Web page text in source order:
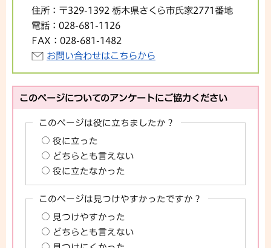
住所： 〒329-1392 栃木県さくら市氏家2771番地
電話： 028-681-1126
FAX： 028-681-1482
お問い合わせはこちらから
このページについてのアンケートにご協力ください
このページは役に立ちましたか？
役に立った
どちらとも言えない
役に立たなかった
このページは見つけやすかったですか？
見つけやすかった
どちらとも言えない